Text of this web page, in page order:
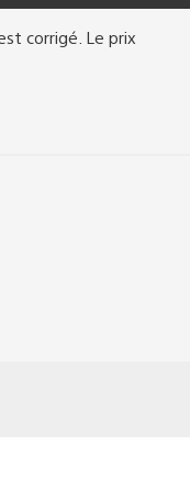
corrigé. Le prix